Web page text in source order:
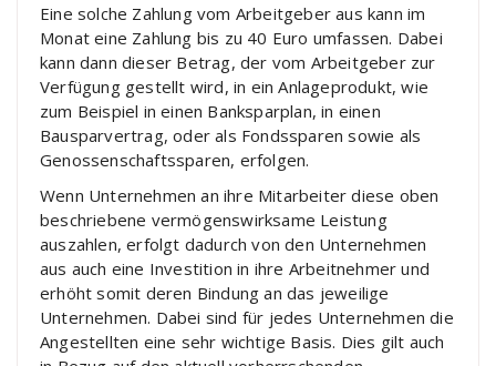
Eine solche Zahlung vom Arbeitgeber aus kann im
Monat eine Zahlung bis zu 40 Euro umfassen. Dabei
kann dann dieser Betrag, der vom Arbeitgeber zur
Verfügung gestellt wird, in ein Anlageprodukt, wie
zum Beispiel in einen Banksparplan, in einen
Bausparvertrag, oder als Fondssparen sowie als
Genossenschaftssparen, erfolgen.
Wenn Unternehmen an ihre Mitarbeiter diese oben
beschriebene vermögenswirksame Leistung
auszahlen, erfolgt dadurch von den Unternehmen
aus auch eine Investition in ihre Arbeitnehmer und
erhöht somit deren Bindung an das jeweilige
Unternehmen. Dabei sind für jedes Unternehmen die
Angestellten eine sehr wichtige Basis. Dies gilt auch